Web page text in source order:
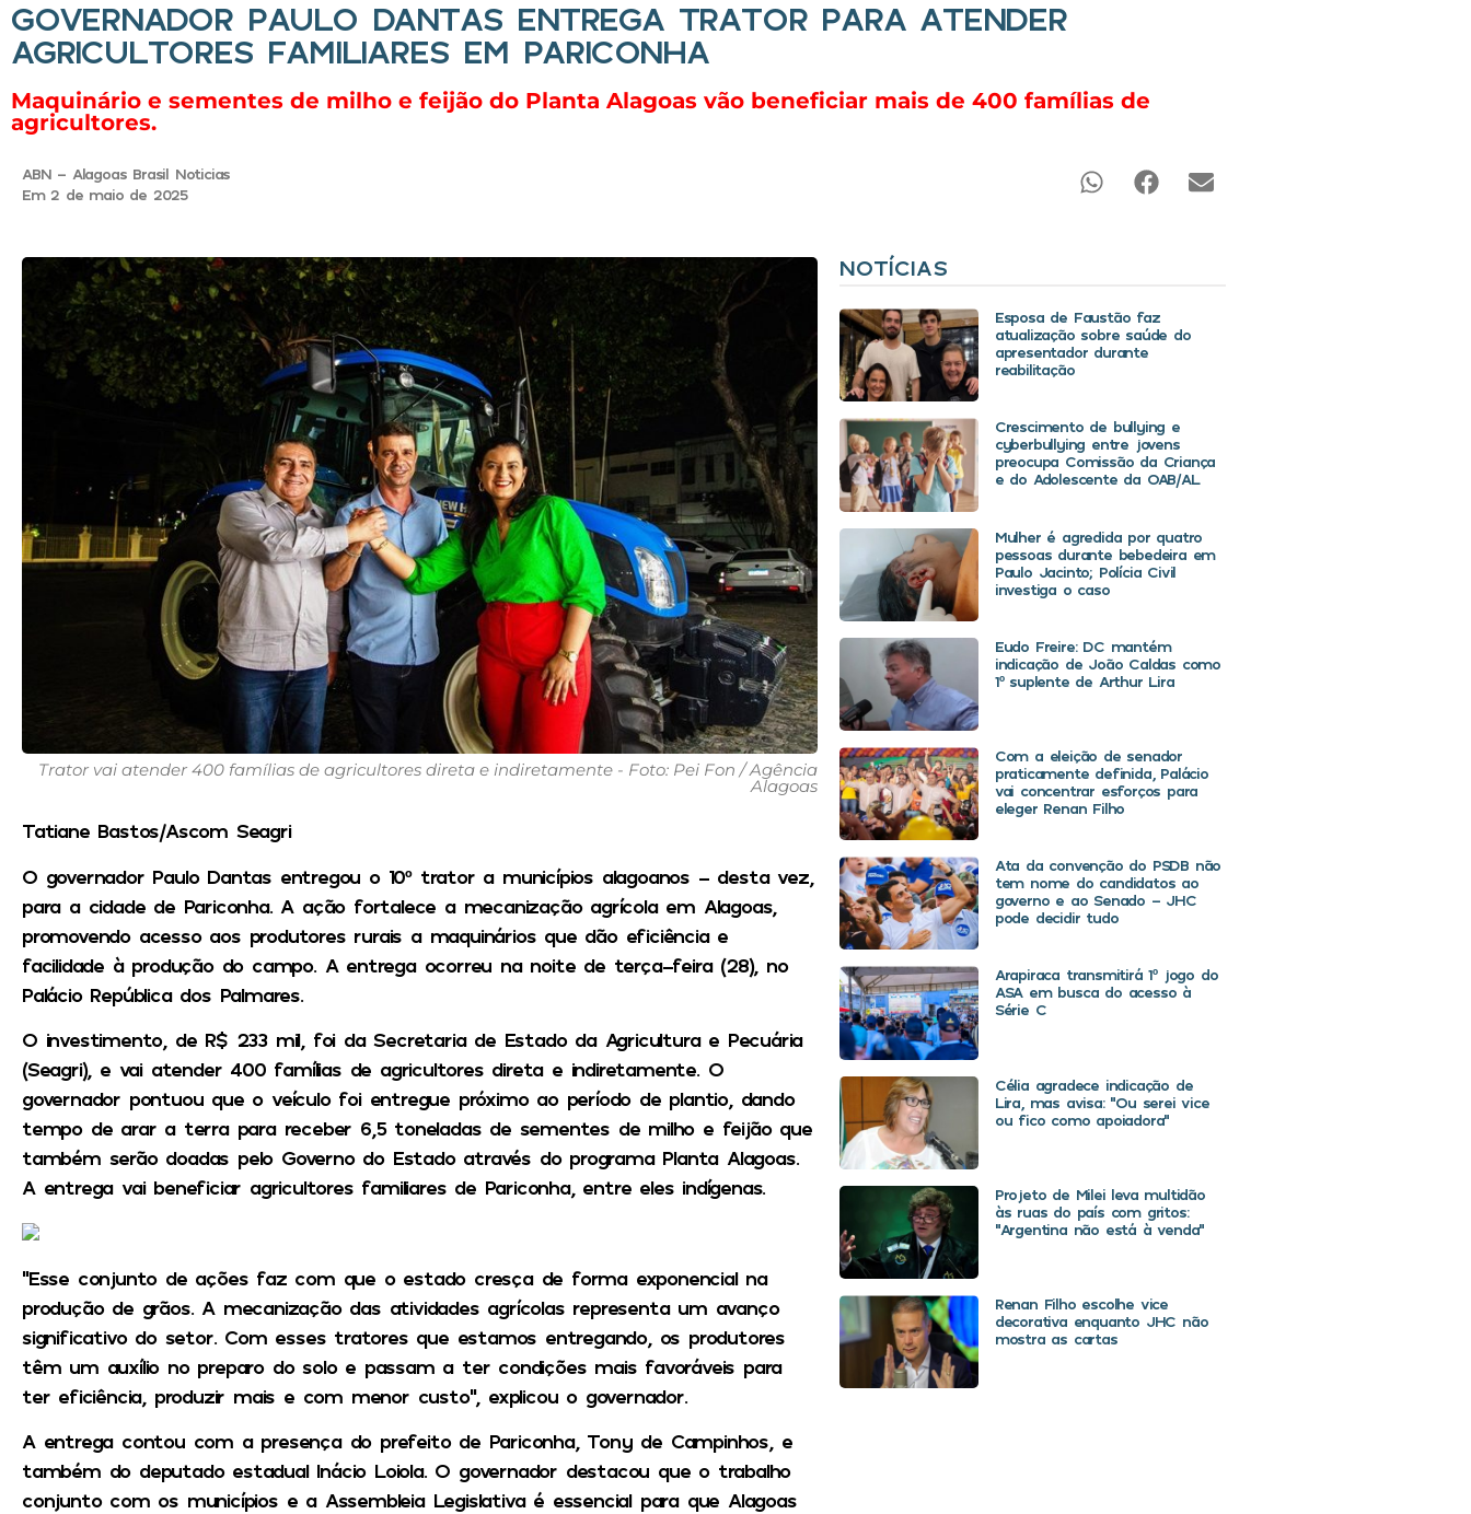
GOVERNADOR PAULO DANTAS ENTREGA TRATOR PARA ATENDER
AGRICULTORES FAMILIARES EM PARICONHA
Maquinário e sementes de milho e feijão do Planta Alagoas vão beneficiar mais de 400 famílias de
agricultores.
ABN - Alagoas Brasil Noticias
Em 2 de maio de 2025
Trator vai atender 400 famílias de agricultores direta e indiretamente - Foto: Pei Fon / Agência
Alagoas
Tatiane Bastos/Ascom Seagri
O governador Paulo Dantas entregou o 10º trator a municípios alagoanos – desta vez,
para a cidade de Pariconha. A ação fortalece a mecanização agrícola em Alagoas,
promovendo acesso aos produtores rurais a maquinários que dão eficiência e
facilidade à produção do campo. A entrega ocorreu na noite de terça-feira (28), no
Palácio República dos Palmares.
O investimento, de R$ 233 mil, foi da Secretaria de Estado da Agricultura e Pecuária
(Seagri), e vai atender 400 famílias de agricultores direta e indiretamente. O
governador pontuou que o veículo foi entregue próximo ao período de plantio, dando
tempo de arar a terra para receber 6,5 toneladas de sementes de milho e feijão que
também serão doadas pelo Governo do Estado através do programa Planta Alagoas.
A entrega vai beneficiar agricultores familiares de Pariconha, entre eles indígenas.
“Esse conjunto de ações faz com que o estado cresça de forma exponencial na
produção de grãos. A mecanização das atividades agrícolas representa um avanço
significativo do setor. Com esses tratores que estamos entregando, os produtores
têm um auxílio no preparo do solo e passam a ter condições mais favoráveis para
ter eficiência, produzir mais e com menor custo”, explicou o governador.
A entrega contou com a presença do prefeito de Pariconha, Tony de Campinhos, e
também do deputado estadual Inácio Loiola. O governador destacou que o trabalho
conjunto com os municípios e a Assembleia Legislativa é essencial para que Alagoas
NOTÍCIAS
Esposa de Faustão faz
atualização sobre saúde do
apresentador durante
reabilitação
Crescimento de bullying e
cyberbullying entre jovens
preocupa Comissão da Criança
e do Adolescente da OAB/AL
Mulher é agredida por quatro
pessoas durante bebedeira em
Paulo Jacinto; Polícia Civil
investiga o caso
Eudo Freire: DC mantém
indicação de João Caldas como
1º suplente de Arthur Lira
Com a eleição de senador
praticamente definida, Palácio
vai concentrar esforços para
eleger Renan Filho
Ata da convenção do PSDB não
tem nome do candidatos ao
governo e ao Senado – JHC
pode decidir tudo
Arapiraca transmitirá 1º jogo do
ASA em busca do acesso à
Série C
Célia agradece indicação de
Lira, mas avisa: “Ou serei vice
ou fico como apoiadora”
Projeto de Milei leva multidão
às ruas do país com gritos:
“Argentina não está à venda”
Renan Filho escolhe vice
decorativa enquanto JHC não
mostra as cartas